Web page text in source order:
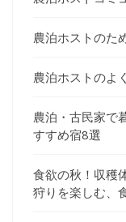
農泊ホストのた
農泊ホストのよ
農泊・古民家で
すすめ宿8選
食欲の秋！収穫
狩りを楽しむ、